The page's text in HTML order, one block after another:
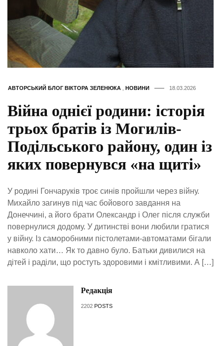
АВТОРСЬКИЙ БЛОГ ВІКТОРА ЗЕЛЕНЮКА НОВИНИ 18.03.2026
Війна однієї родини: історія
трьох братів із Могилів-
Подільського району, один із
яких повернувся «на щиті»
У родині Гончаруків троє синів пройшли через війну.
Михайло загинув під час бойового завдання на
Донеччині, а його брати Олександр і Олег після служби
повернулися додому. У дитинстві вони любили гратися
у війну. Із саморобними пістолетами-автоматами бігали
навколо хати… Як то давно було. Батьки дивилися на
дітей і раділи, що ростуть здоровими і кмітливими. А […]
Редакція
2202 POSTS